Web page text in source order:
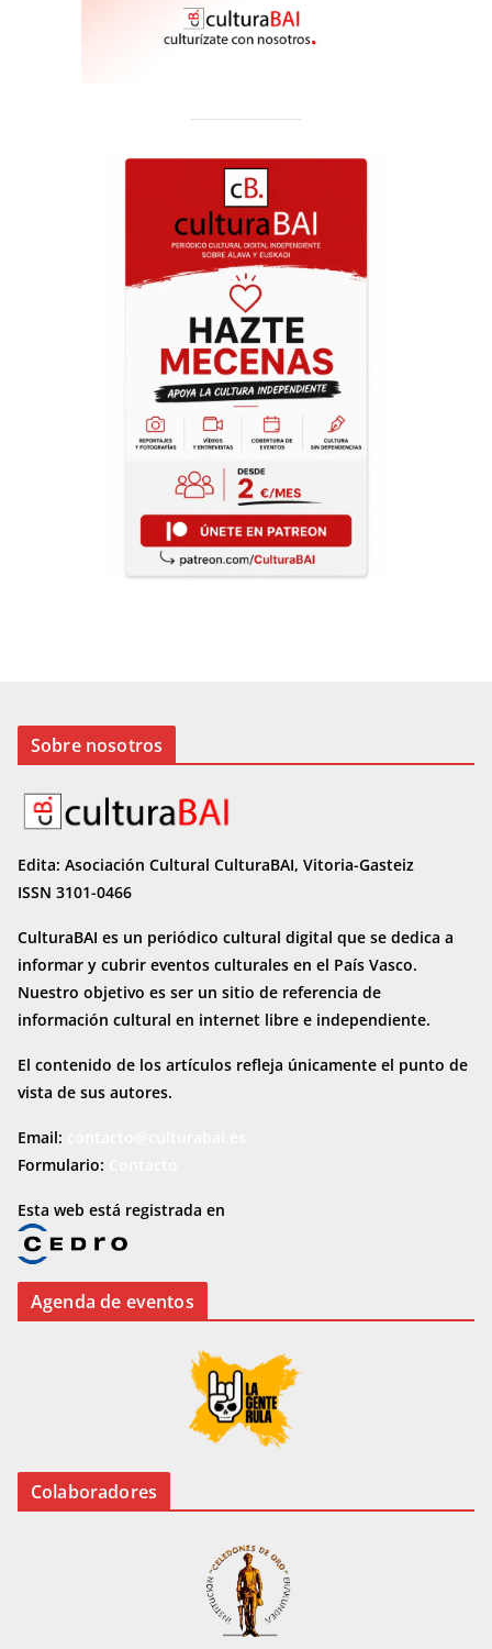
Sobre nosotros
Edita: Asociación Cultural CulturaBAI, Vitoria-Gasteiz
ISSN 3101-0466
CulturaBAI es un periódico cultural digital que se dedica a
informar y cubrir eventos culturales en el País Vasco.
Nuestro objetivo es ser un sitio de referencia de
información cultural en internet libre e independiente.
El contenido de los artículos refleja únicamente el punto de
vista de sus autores.
Email:
Formulario:
Esta web está registrada en
Agenda de eventos
Colaboradores